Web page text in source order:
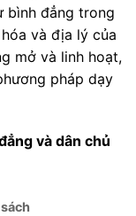
bình đẳng trong
và địa lý của
mở và linh hoạt,
pháp dạy
và dân chủ